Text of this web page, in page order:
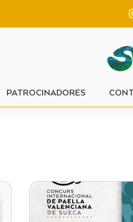
PATROCINADORES